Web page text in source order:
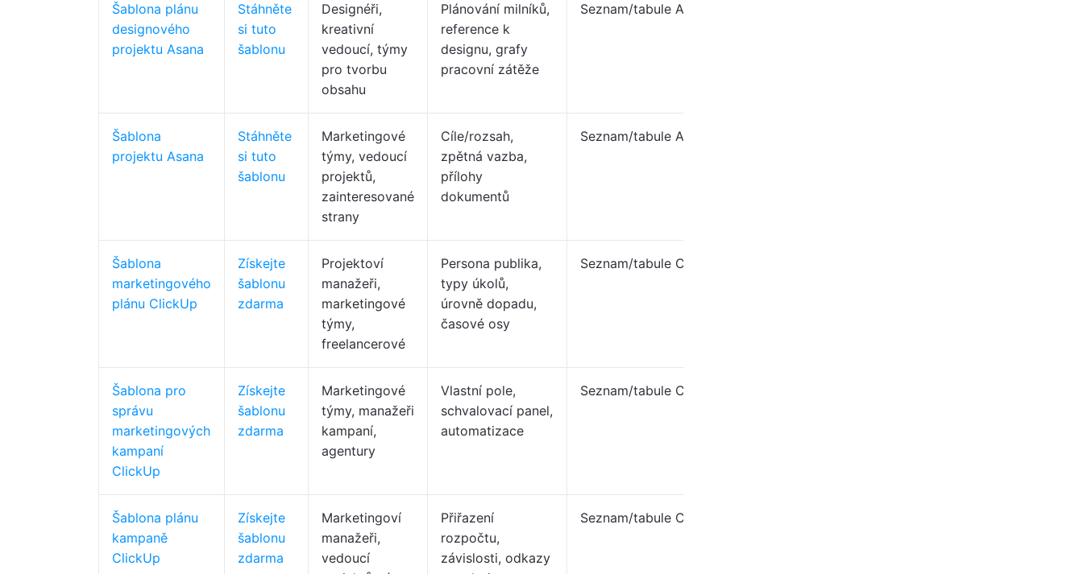
Šablona plánu
designového
projektu Asana
Stáhněte
si tuto
šablonu
Designéři,
kreativní
vedoucí, týmy
pro tvorbu
obsahu
Plánování milníků,
reference k
designu, grafy
pracovní zátěže
Seznam/tabule Asana
Šablona
projektu Asana
Stáhněte
si tuto
šablonu
Marketingové
týmy, vedoucí
projektů,
zainteresované
strany
Cíle/rozsah,
zpětná vazba,
přílohy
dokumentů
Seznam/tabule Asana
Šablona
marketingového
plánu ClickUp
Získejte
šablonu
zdarma
Projektoví
manažeři,
marketingové
týmy,
freelancerové
Persona publika,
typy úkolů,
úrovně dopadu,
časové osy
Seznam/tabule ClickUp
Šablona pro
správu
marketingových
kampaní
ClickUp
Získejte
šablonu
zdarma
Marketingové
týmy, manažeři
kampaní,
agentury
Vlastní pole,
schvalovací panel,
automatizace
Seznam/tabule ClickUp
Šablona plánu
kampaně
ClickUp
Získejte
šablonu
zdarma
Marketingoví
manažeři,
vedoucí
Přiřazení
rozpočtu,
závislosti, odkazy
Seznam/tabule ClickUp